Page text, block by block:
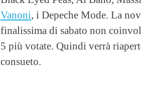
Vanoni, i Depeche Mode. La
finalissima di sabato non
5 più votate. Quindi verrà
consueto.